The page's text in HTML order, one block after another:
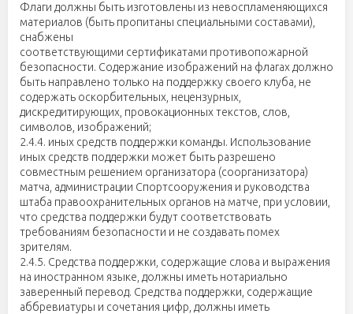
Флаги должны быть изготовлены из невоспламеняющихся
материалов (быть пропитаны специальными составами),
снабжены
соответствующими сертификатами противопожарной
безопасности. Содержание изображений на флагах должно
быть направлено только на поддержку своего клуба, не
содержать оскорбительных, нецензурных,
дискредитирующих, провокационных текстов, слов,
символов, изображений;
2.4.4. иных средств поддержки команды. Использование
иных средств поддержки может быть разрешено
совместным решением организатора (соорганизатора)
матча, администрации Спортсооружения и руководства
штаба правоохранительных органов на матче, при условии,
что средства поддержки будут соответствовать
требованиям безопасности и не создавать помех
зрителям.
2.4.5. Средства поддержки, содержащие слова и выражения
на иностранном языке, должны иметь нотариально
заверенный перевод. Средства поддержки, содержащие
аббревиатуры и сочетания цифр, должны иметь